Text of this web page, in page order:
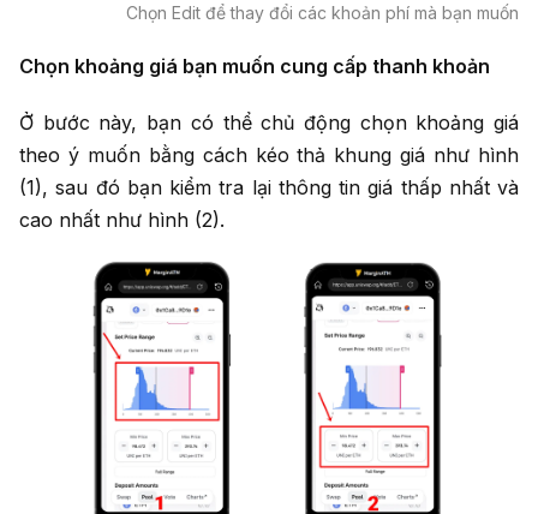
Chọn Edit để thay đổi các khoản phí mà bạn muốn
Chọn khoảng giá bạn muốn cung cấp thanh khoản
Ở bước này, bạn có thể chủ động chọn khoảng giá
theo ý muốn bằng cách kéo thả khung giá như hình
(1), sau đó bạn kiểm tra lại thông tin giá thấp nhất và
cao nhất như hình (2).